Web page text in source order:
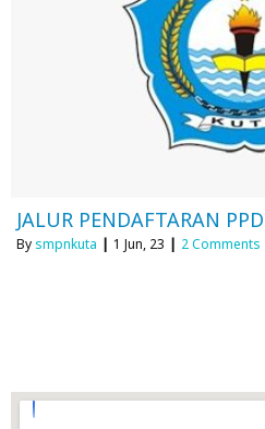
JALUR PENDAFTARAN
By smpnkuta | 1 Jun, 23 | 2 Comments